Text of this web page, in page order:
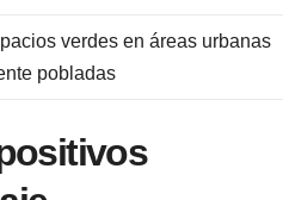
verdes en áreas urbanas
pobladas